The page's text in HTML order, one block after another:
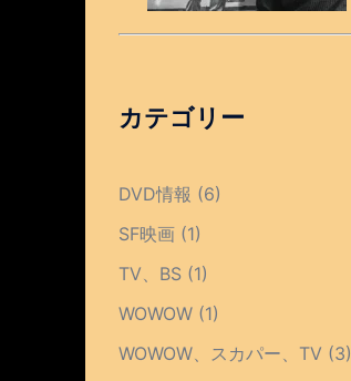
カテゴリー
DVD情報 (6)
SF映画(1)
TV、BS(1)
WOWOW(1)
WOWOW、スカパー、TV(3)